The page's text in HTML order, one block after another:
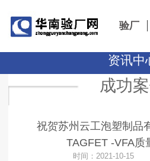
验厂
资讯中
成功
祝贺苏州云工泡塑制品
TAGFET -VFA质
时间：2021-10-15